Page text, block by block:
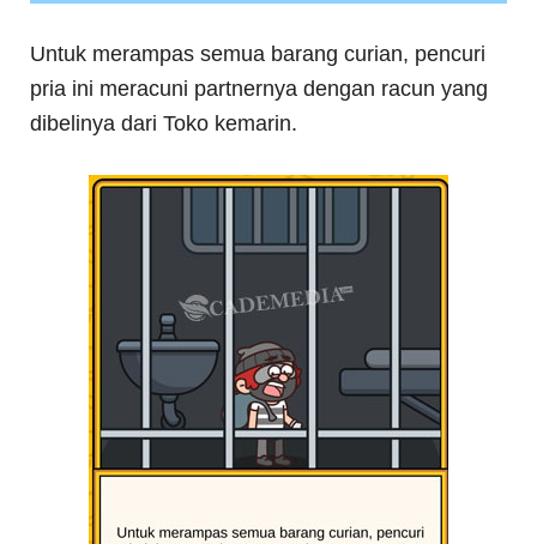
Untuk merampas semua barang curian, pencuri
pria ini meracuni partnernya dengan racun yang
dibelinya dari Toko kemarin.